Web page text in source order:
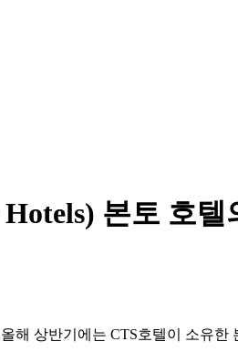
본토 호
상반기에는 CTS호텔이 소유한